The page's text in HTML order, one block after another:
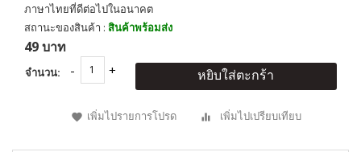
ภาษาไทยที่ดีต่อไปในอนาคต
สถานะของสินค้า : สินค้าพร้อมส่ง
49 บาท
จำนวน: หยิบใส่ตะกร้า
เพิ่มไปรายการโปรด เพิ่มไปเปรียบเทียบ